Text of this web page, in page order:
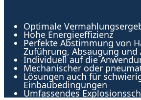
Optimale
Hohe Energieeffizienz
Perfekte Abstimmung von
Zuführung, Absaugung und
Individuell auf die
Mechanischer oder
Lösungen auch für
Einbaubedingungen
Umfassendes